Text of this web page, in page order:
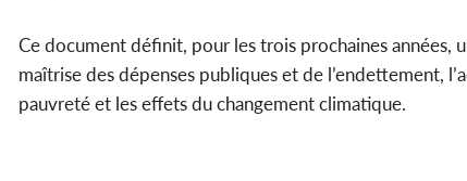
Ce document définit, pour les trois prochaines
maîtrise des dépenses publiques et de l’endettement,
pauvreté et les effets du changement climatique.